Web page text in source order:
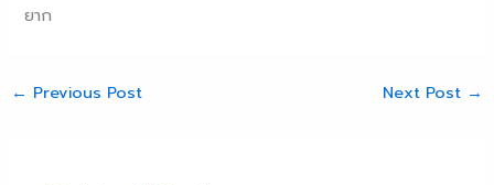
ยาก
← Previous Post Next Post →